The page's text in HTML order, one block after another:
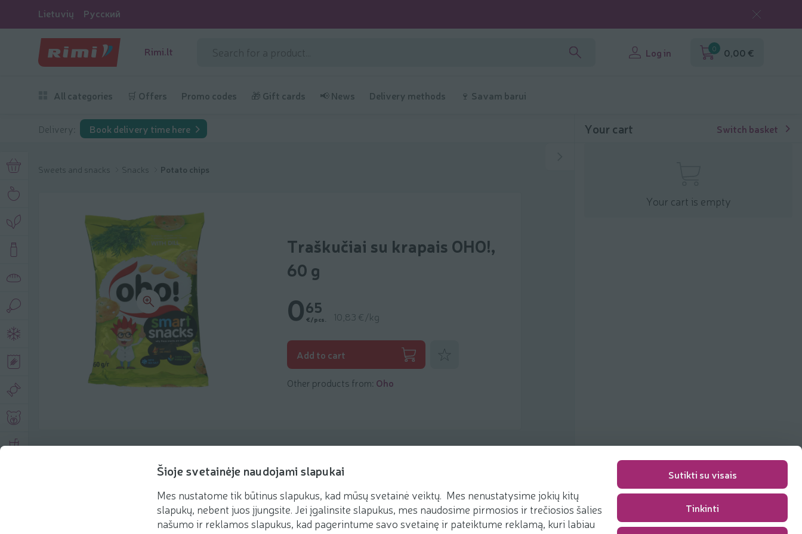
Šioje svetainėje naudojami slapukai
Mes nustatome tik būtinus slapukus, kad mūsų svetainė veiktų. Mes nenustatysime jokių kitų
slapukų, nebent juos įjungsite. Jei įgalinsite slapukus, mes naudosime pirmosios ir trečiosios šalies
našumo ir reklamos slapukus, kad pagerintume savo svetainę ir pateiktume reklamą, kuri labiau
Sutikti su visais
Tinkinti
Lietuvių Русский
Rimi.lt Log in 0 0,00 €
All categories 🛒 Offers Promo codes 🎁 Gift cards 📢 News Delivery methods 🍷 Savam barui
Delivery: Book delivery time here
Sweets and snacks Snacks Potato chips
Traškučiai su krapais OHO!,
60 g
065
€/pcs. 10,83 €/kg
Add to cart
Other products from: Oho
Product description
Recommendations Recipes
Your cart Switch basket
Your cart is empty
Packaging fee 0,00 €